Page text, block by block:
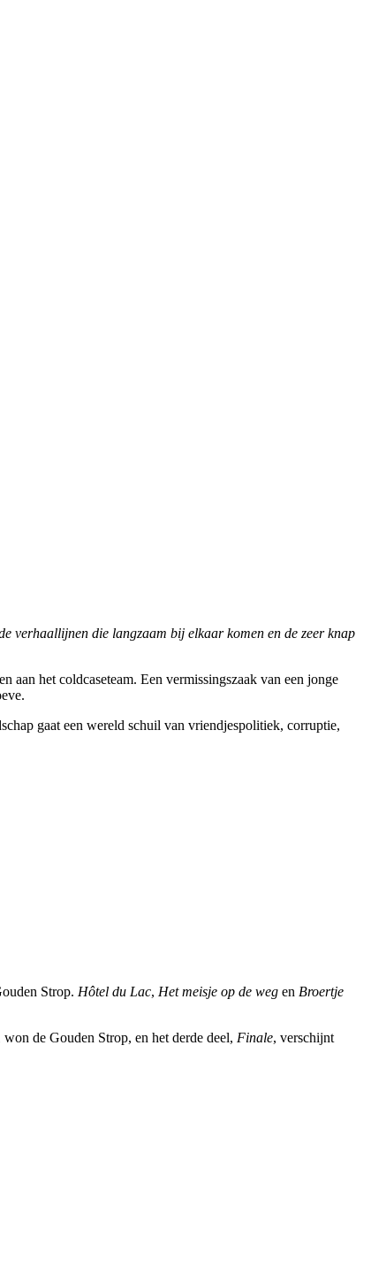
verhaallijnen die langzaam bij elkaar komen en de zeer knap
het coldcaseteam. Een vermissingszaak van een jonge
gaat een wereld schuil van vriendjespolitiek, corruptie,
Strop. Hôtel du Lac, Het meisje op de weg en Broertje
won de Gouden Strop, en het derde deel, Finale, verschijnt